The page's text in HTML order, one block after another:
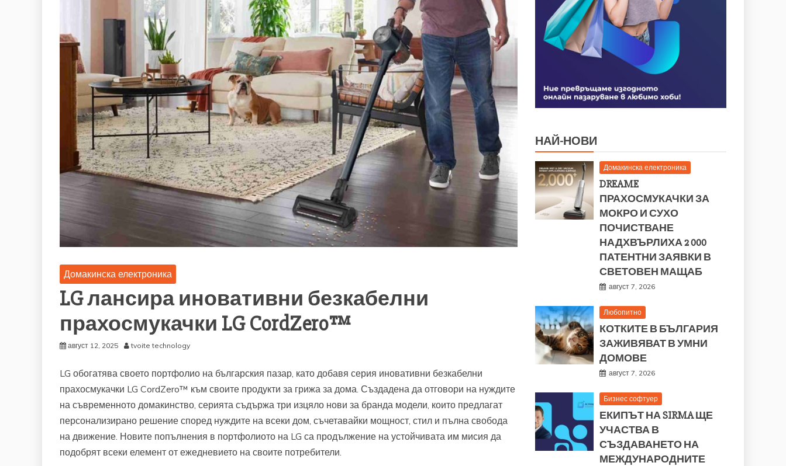
Домакинска електроника
LG лансира иновативни безкабелни
прахосмукачки LG CordZero™
август 12, 2025 tvoite technology
LG обогатява своето портфолио на българския пазар, като добавя серия иновативни безкабелни
прахосмукачки LG CordZero™ към своите продукти за грижа за дома. Създадена да отговори на нуждите
на съвременното домакинство, серията съдържа три изцяло нови за бранда модели, които предлагат
персонализирано решение според нуждите на всеки дом, съчетавайки мощност, стил и пълна свобода
на движение. Новите попълнения в портфолиото на LG са продължение на устойчивата им мисия да
подобрят всеки елемент от ежедневието на своите потребители.
НАЙ-НОВИ
Домакинска електроника
DREAME
ПРАХОСМУКАЧКИ ЗА
МОКРО И СУХО
ПОЧИСТВАНЕ
НАДХВЪРЛИХА 2 000
ПАТЕНТНИ ЗАЯВКИ В
СВЕТОВЕН МАЩАБ
август 7, 2026
Любопитно
КОТКИТЕ В БЪЛГАРИЯ
ЗАЖИВЯВАТ В УМНИ
ДОМОВЕ
август 7, 2026
Бизнес софтуер
ЕКИПЪТ НА SIRMA ЩЕ
УЧАСТВА В
СЪЗДАВАНЕТО НА
МЕЖДУНАРОДНИТЕ